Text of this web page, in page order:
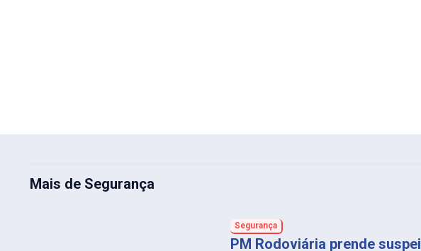
Mais de Segurança
Segurança
PM Rodoviária prende